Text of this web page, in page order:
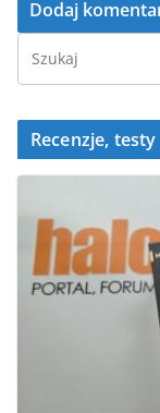
Recenzje, testy